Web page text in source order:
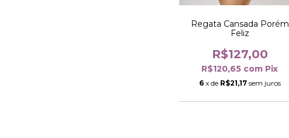
Regata Cansada Porém
Feliz
R$127,00
R$120,65 com Pix
6 x de R$21,17 sem juros